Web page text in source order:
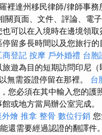
裡達州移民律師/律師事務
關頁面、文件、評論、電
可以在入境時在邊境領取
留多長時間以及您旅行的
商登記 按摩 戶外婚禮 台胞
遊為目的短期訪問印尼（
無需簽證停留在那裡。 台
您必須在其中輸入您的護
或地方當局辦公室完成。
燴 推拿 整骨 數位行銷
還需要經過認證的翻譯件。